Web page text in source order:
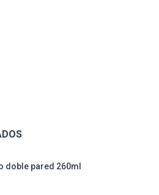
doble pared 260ml